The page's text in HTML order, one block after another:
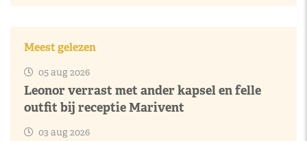
Meest gelezen
05 aug 2026
Leonor verrast met ander kapsel en felle
outfit bij receptie Marivent
03 aug 2026